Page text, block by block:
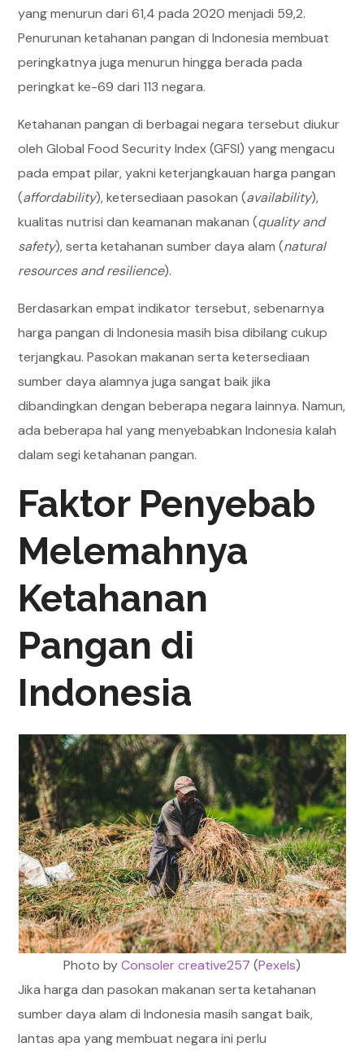
yang menurun dari 61,4 pada 2020 menjadi 59,2.
Penurunan ketahanan pangan di Indonesia membuat
peringkatnya juga menurun hingga berada pada
peringkat ke-69 dari 113 negara.
Ketahanan pangan di berbagai negara tersebut diukur
oleh Global Food Security Index (GFSI) yang mengacu
pada empat pilar, yakni keterjangkauan harga pangan
(affordability), ketersediaan pasokan (availability),
kualitas nutrisi dan keamanan makanan (quality and
safety), serta ketahanan sumber daya alam (natural
resources and resilience).
Berdasarkan empat indikator tersebut, sebenarnya
harga pangan di Indonesia masih bisa dibilang cukup
terjangkau. Pasokan makanan serta ketersediaan
sumber daya alamnya juga sangat baik jika
dibandingkan dengan beberapa negara lainnya. Namun,
ada beberapa hal yang menyebabkan Indonesia kalah
dalam segi ketahanan pangan.
Faktor Penyebab
Melemahnya
Ketahanan
Pangan di
Indonesia
Photo byConsoler creative257 (Pexels)
Jika harga dan pasokan makanan serta ketahanan
sumber daya alam di Indonesia masih sangat baik,
lantas apa yang membuat negara ini perlu